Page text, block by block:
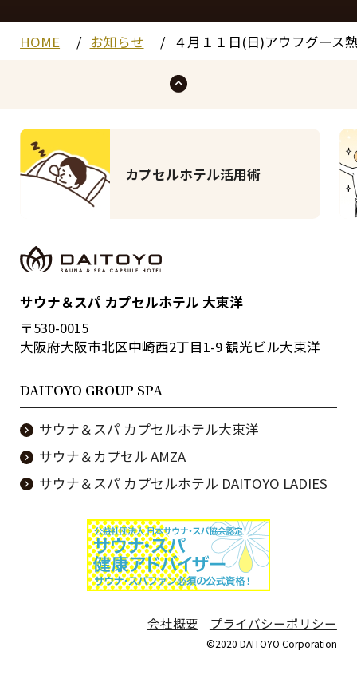
HOME お知らせ ４月１１日(日)アウフグース
カプセルホテル活用術
サウナ＆スパ カプセルホテル 大東洋
〒530-0015
大阪府大阪市北区中崎西2丁目1-9 観光ビル大東洋
DAITOYO GROUP SPA
サウナ＆スパ カプセルホテル大東洋
サウナ＆カプセル AMZA
サウナ＆スパ カプセルホテル DAITOYO LADIES
会社概要 プライバシーポリシー
©2020 DAITOYO Corporation